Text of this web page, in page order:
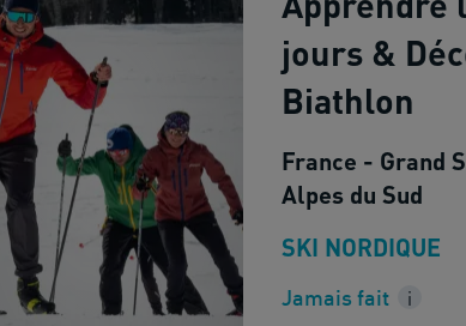
jours &
Biathlon
France - Grand
Alpes du Sud
SKI NORDIQUE
Jamais fait i